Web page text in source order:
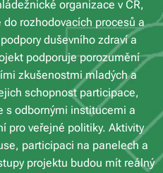
organizace v ČR,
rozhodovacích procesů a
duševního zdraví a
podporuje porozumění
zkušenostmi mladých a
schopnost participace,
s odbornými institucemi a
pro veřejné politiky. Aktivity
participaci na panelech a
projektu budou mít reálný